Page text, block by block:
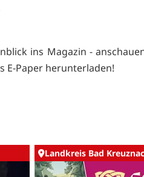
ins Magazin -
E-Paper herunterladen!
Landkreis Bad